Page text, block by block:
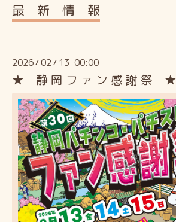
最 新 情 報
2026/02 / 13 00:00
★ 静 岡 フ ァ ン 感 謝 祭 ★